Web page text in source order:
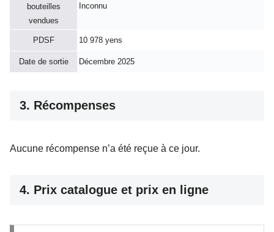
bouteilles
vendues
Inconnu
PDSF 10 978 yens
Date de sortie Décembre 2025
3. Récompenses
Aucune récompense n’a été reçue à ce jour.
4. Prix catalogue et prix en ligne